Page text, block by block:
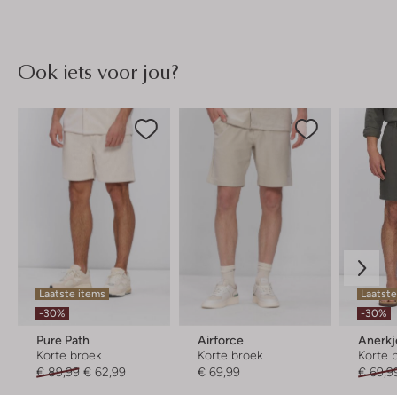
Ook iets voor jou?
Laatste items
-30%
Pure Path
Korte broek
€ 89,99 € 62,99
Airforce
Korte broek
€ 69,99
-30%
Korte
€